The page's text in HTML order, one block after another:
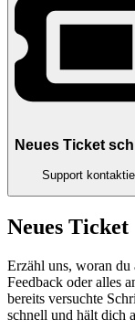
Neues Ticket
Support
Neues Ticket
Erzähl uns, woran
Feedback oder alles
bereits versuchte
schnell und hält dich